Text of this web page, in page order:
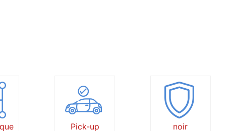
Pick-up noir